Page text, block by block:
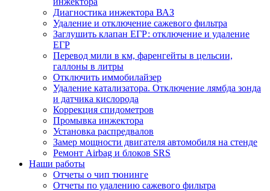
Диагностика инжектора ВАЗ
Удаление и отключение сажевого фильтра
Заглушить клапан ЕГР: отключение и удаление
ЕГР
Перевод мили в км, фаренгейты в цельсии,
галлоны в литры
Отключить иммобилайзер
Удаление катализатора. Отключение лямбда зонда
и датчика кислорода
Коррекция спидометров
Промывка инжектора
Установка распредвалов
Замер мощности двигателя автомобиля на стенде
Ремонт Airbag и блоков SRS
Наши работы
Отчеты о чип тюнинге
Отчеты по удалению сажевого фильтра